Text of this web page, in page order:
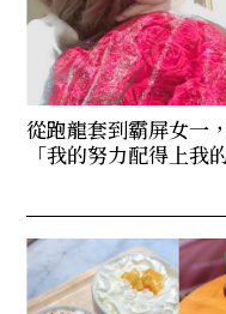
從跑龍套到霸屏女一
「我的努力配得上我